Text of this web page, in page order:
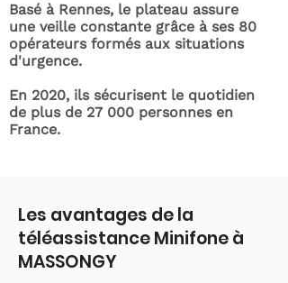
Basé à Rennes, le plateau assure
une veille constante grâce à ses 80
opérateurs formés aux situations
d'urgence.
En 2020, ils sécurisent le quotidien
de plus de 27 000 personnes en
France.
Les avantages de la
téléassistance Minifone à
MASSONGY